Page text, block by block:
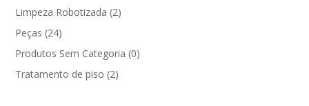
Limpeza Robotizada (2)
Peças (24)
Produtos Sem Categoria (0)
Tratamento de piso (2)